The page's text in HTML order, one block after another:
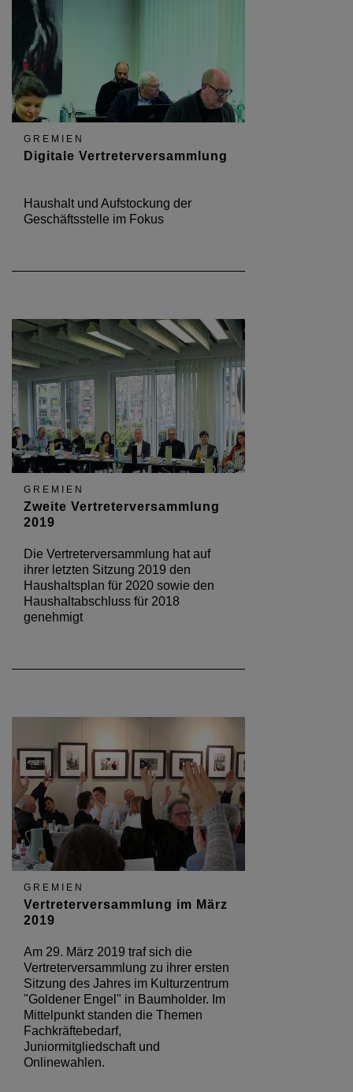
GREMIEN
Digitale Vertreterversammlung
Haushalt und Aufstockung der
Geschäftsstelle im Fokus
GREMIEN
Zweite Vertreterversammlung
2019
Die Vertreterversammlung hat auf
ihrer letzten Sitzung 2019 den
Haushaltsplan für 2020 sowie den
Haushaltabschluss für 2018
genehmigt
GREMIEN
Vertreterversammlung im März
2019
Am 29. März 2019 traf sich die
Vertreterversammlung zu ihrer ersten
Sitzung des Jahres im Kulturzentrum
"Goldener Engel" in Baumholder. Im
Mittelpunkt standen die Themen
Fachkräftebedarf,
Juniormitgliedschaft und
Onlinewahlen.